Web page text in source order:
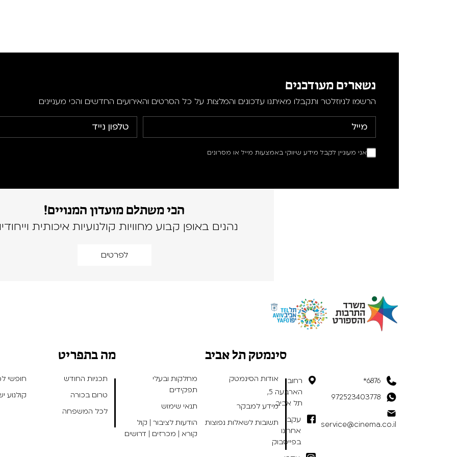
נשארים מעודכנים
הרשמו לניוזלטר ותקבלו מאיתנו עדכונים והמלצות על כל הסרטים והאירועים החדשים והכי מעניינים
אני מעוניין לקבל מידע שיווקי באמצעות מייל או מסרונים
הכי משתלם מועדון המנויים!
נהנים באופן קבוע מחוויות קולנועיות איכותית
לפרטים
6876*
972523403778
service@cinema.co.il
רחוב
הארבעה 5,
תל אביב
עקבו
אחרינו
בפייסבוק
סינמטק תל אביב
אודות הסינמטק
מחלקות ובעלי
תפקידים
מידע למבקר
תנאי שימוש
תשובות לשאלות נפוצות
הודעות לציבור | קול
קורא | מכרזים | דרושים
מה בתפריט
תכניות החודש
חופשי
טרום בכורה
קולנוע
לכל המשפחה